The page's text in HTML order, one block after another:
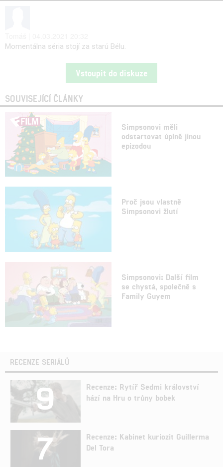
Momentálna séria stojí za starú Bélu.
Vstoupit do diskuze
SOUVISEJÍCÍ ČLÁNKY
Simpsonovi měli
odstartovat úplně jinou
epizodou
Proč jsou vlastně
Simpsonovi žlutí
Simpsonovi: Další film
se chystá, společně s
Family Guyem
RECENZE SERIÁLŮ
9
Recenze: Rytíř Sedmi království
hází na Hru o trůny bobek
7
Recenze: Kabinet kuriozit Guillerma
Del Tora